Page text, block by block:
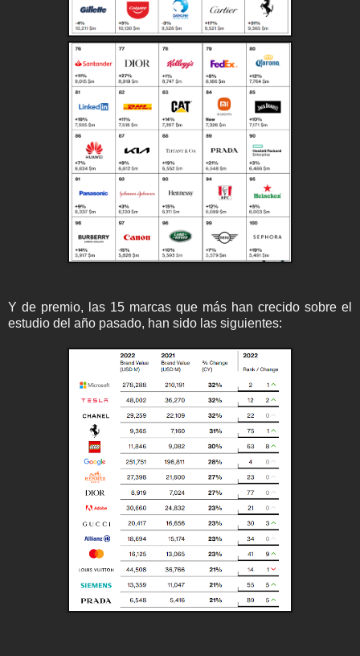
Y de premio, las 15 marcas que más han crecido sobre el
estudio del año pasado, han sido las siguientes: